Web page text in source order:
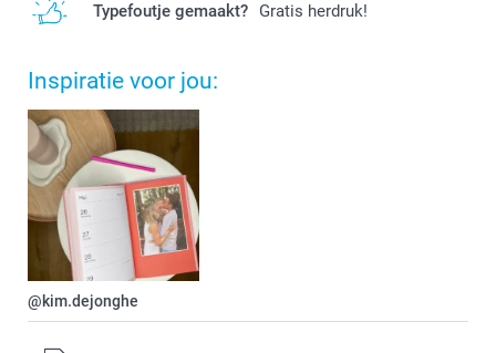
Typefoutje gemaakt? Gratis herdruk!
Inspiratie voor jou:
@kim.dejonghe